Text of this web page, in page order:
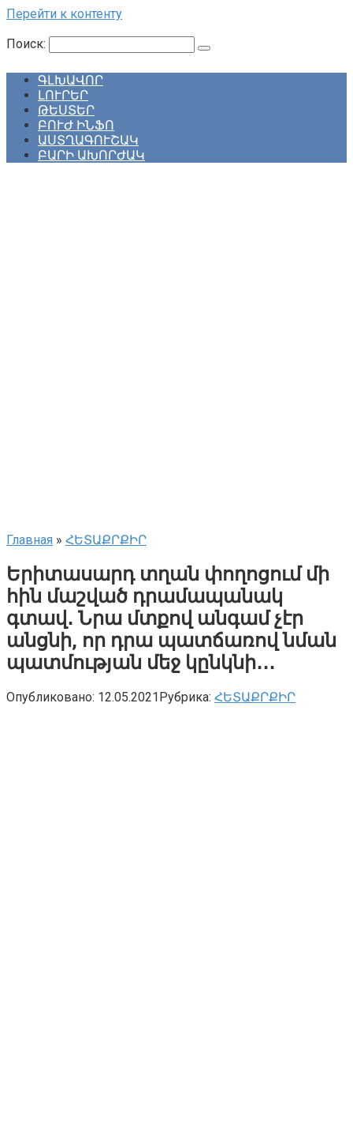
Перейти к контенту
Поиск:
ԳԼԽԱՎՈՐ
ԼՈՒՐԵՐ
ԹԵՍՏԵՐ
ԲՈՒԺ ԻՆՖՈ
ԱՍՏՂԱԳՈՒՇԱԿ
ԲԱՐԻ ԱԽՈՐԺԱԿ
Главная » ՀԵՏԱՔՐՔԻՐ
Երիտասարդ տղան փողոցում մի
հին մաշված դրամապանակ
գտավ․ Նրա մտքով անգամ չէր
անցնի, որ դրա պատճառով նման
պատմության մեջ կընկնի․․․
Опубликовано: 12.05.2021Рубрика: ՀԵՏԱՔՐՔԻՐ